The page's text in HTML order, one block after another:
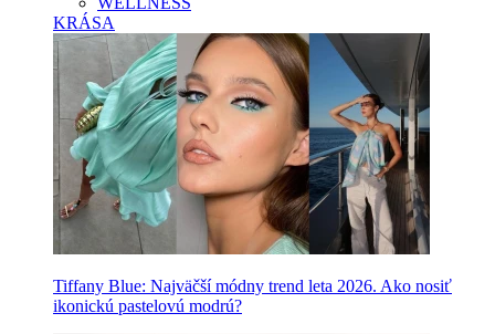
KRÁSA
Tiffany Blue: Najväčší módny trend leta 2026. Ako nosiť
ikonickú pastelovú modrú?